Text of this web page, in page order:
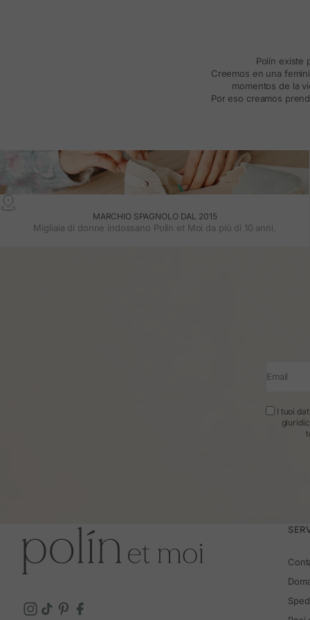
Polín existe
Creemos en una
momentos de la
Por eso creamos
MARCHIO SPAGNOLO DAL 2015
Migliaia di donne indossano Polin et Moi da più di 10 anni.
Email
I tuoi